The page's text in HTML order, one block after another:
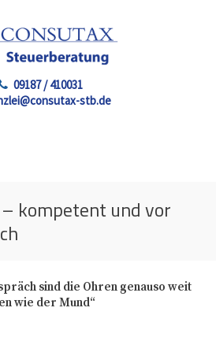
09187 / 410031
stb.de
kompetent und vor
sind die Ohren genauso weit
wie der Mund